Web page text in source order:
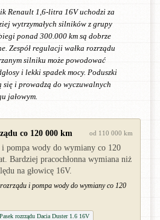
Renault 1,6-litra 16V uchodzi za
wytrzymałych silników z grupy
ponad 300.000 km są dobrze
Zespół regulacji wałka rozrządu
silniku może powodować
i lekki spadek mocy. Poduszki
się i prowadzą do wyczuwalnych
jałowym.
co 120 000 km od 110 000 km
i pompa wody do wymiany co 120
Bardziej pracochłonna wymiana niż
na głowicę 16V.
rozrządu i pompa wody do wymiany co 120
Pasek rozrządu Dacia Duster 1.6 16V